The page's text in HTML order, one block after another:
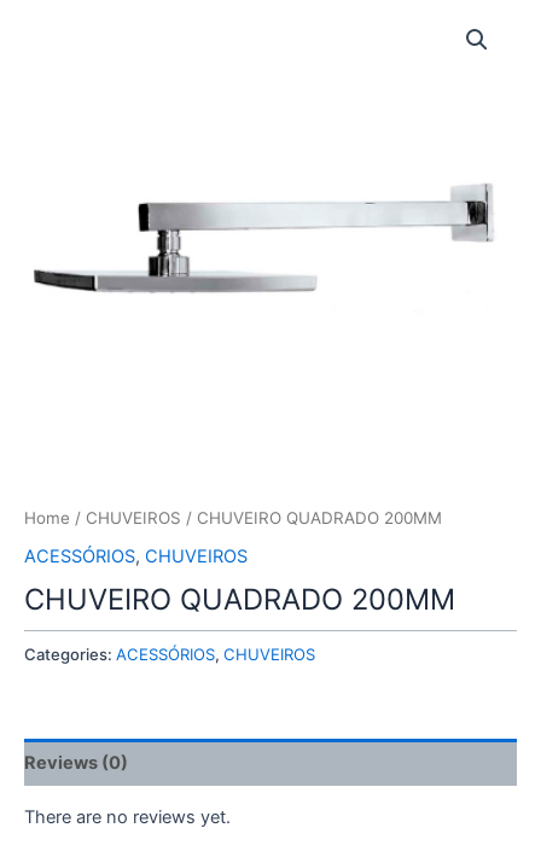
Home / CHUVEIROS / CHUVEIRO QUADRADO 200MM
ACESSÓRIOS, CHUVEIROS
CHUVEIRO QUADRADO 200MM
Categories: ACESSÓRIOS, CHUVEIROS
Reviews (0)
There are no reviews yet.